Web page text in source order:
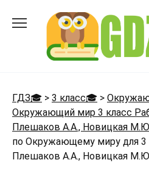
ГДЗ🎓 > 3 класс🎓 >
Окружающий мир 3 класс
Плешаков А.А., Новицкая
по Окружающему миру для 3
Плешаков А.А., Новицкая